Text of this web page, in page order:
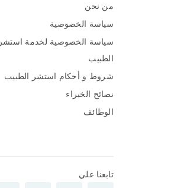
من نحن
سياسة الخصوصية
سياسة الخصوصية لخدمة استشر
الطبيب
شروط و أحكام استشر الطبيب
نصائح الخبراء
الوظائف
تابعنا علي